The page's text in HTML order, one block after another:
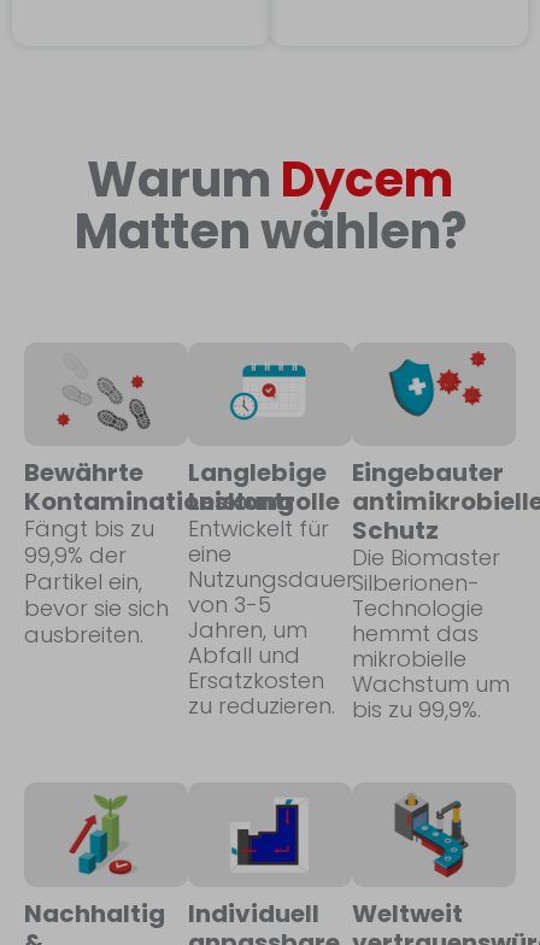
Warum Dycem
Matten wählen?
Bewährte
Kontaminationskontrolle
Fängt bis zu
99,9% der
Partikel ein,
bevor sie sich
ausbreiten.
Langlebige
Leistung
Entwickelt für
eine
Nutzungsdauer
von 3-5
Jahren, um
Abfall und
Ersatzkosten
zu reduzieren.
Eingebauter
Schutz
Die Biomaster
Silberionen-
Technologie
hemmt das
mikrobielle
Wachstum um
bis zu 99,9%.
Nachhaltig
Individuell
Weltweit